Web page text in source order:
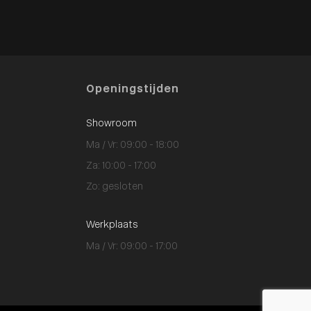
Openingstijden
Showroom
Ma / Vr: 09:00 - 18:00
Za: 10:00 - 17:00
Zo: gesloten
Werkplaats
Ma / Vr: 09:00 - 17:00